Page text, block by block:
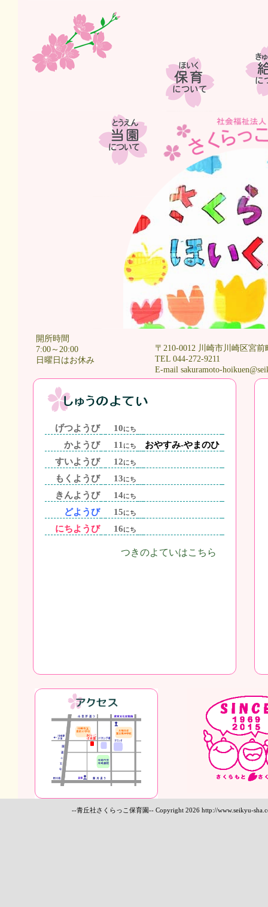
開所時間
7:00～20:00
日曜日はお休み
〒210-0012 川崎市川崎区宮
TEL 044-272-9211
E-mail sakuramoto-
げつようび 10にち
かようび 11 にち
おやすみ-やまのひ
すいようび
12にち
もくようび 13にち
きんようび 14にち
どようび 15にち
にちようび 16にち
つきのよていはこちら
--青丘社さくらっこ保育園-- Copyright 2026 http://www.seikyu-